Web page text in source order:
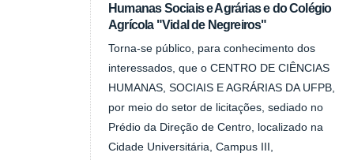
Humanas Sociais e Agrárias e do Colégio
Agrícola "Vidal de Negreiros"
Torna-se público, para conhecimento dos
interessados, que o CENTRO DE CIÊNCIAS
HUMANAS, SOCIAIS E AGRÁRIAS DA UFPB,
por meio do setor de licitações, sediado no
Prédio da Direção de Centro, localizado na
Cidade Universitária, Campus III,